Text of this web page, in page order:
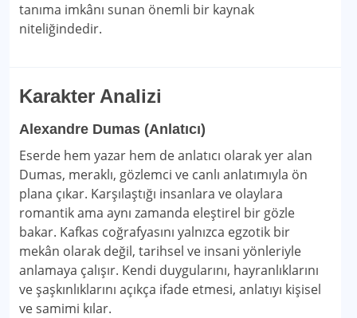
tanıma imkânı sunan önemli bir kaynak
niteliğindedir.
Karakter Analizi
Alexandre Dumas (Anlatıcı)
Eserde hem yazar hem de anlatıcı olarak yer alan
Dumas, meraklı, gözlemci ve canlı anlatımıyla ön
plana çıkar. Karşılaştığı insanlara ve olaylara
romantik ama aynı zamanda eleştirel bir gözle
bakar. Kafkas coğrafyasını yalnızca egzotik bir
mekân olarak değil, tarihsel ve insani yönleriyle
anlamaya çalışır. Kendi duygularını, hayranlıklarını
ve şaşkınlıklarını açıkça ifade etmesi, anlatıyı kişisel
ve samimi kılar.